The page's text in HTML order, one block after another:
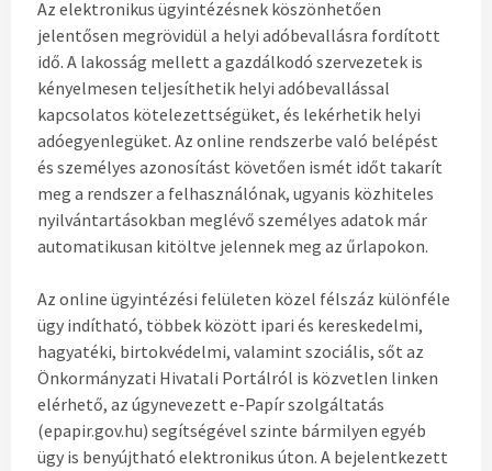
Az elektronikus ügyintézésnek köszönhetően
jelentősen megrövidül a helyi adóbevallásra fordított
idő. A lakosság mellett a gazdálkodó szervezetek is
kényelmesen teljesíthetik helyi adóbevallással
kapcsolatos kötelezettségüket, és lekérhetik helyi
adóegyenlegüket. Az online rendszerbe való belépést
és személyes azonosítást követően ismét időt takarít
meg a rendszer a felhasználónak, ugyanis közhiteles
nyilvántartásokban meglévő személyes adatok már
automatikusan kitöltve jelennek meg az űrlapokon.
Az online ügyintézési felületen közel félszáz különféle
ügy indítható, többek között ipari és kereskedelmi,
hagyatéki, birtokvédelmi, valamint szociális, sőt az
Önkormányzati Hivatali Portálról is közvetlen linken
elérhető, az úgynevezett e-Papír szolgáltatás
(epapir.gov.hu) segítségével szinte bármilyen egyéb
ügy is benyújtható elektronikus úton. A bejelentkezett